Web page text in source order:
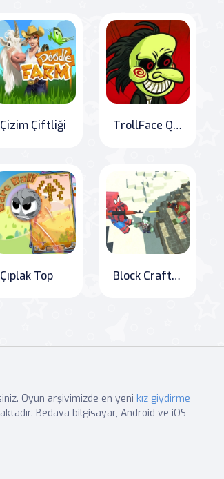
Çizim Çiftliği TrollFace Quest: Horror 1
Çıplak Top Block Craft Zombi Saldırısı
Oyun arşivimizde en yeni kız giydirme
Bedava bilgisayar, Android ve iOS